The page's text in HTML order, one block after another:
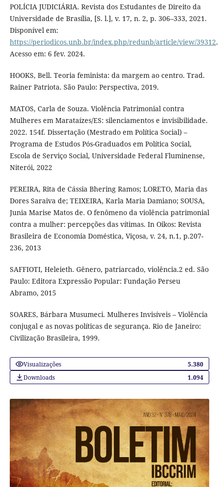
POLÍCIA JUDICIÁRIA. Revista dos Estudantes de Direito da
Universidade de Brasília, [S. l.], v. 17, n. 2, p. 306–333, 2021.
Disponível em:
https://periodicos.unb.br/index.php/redunb/article/view/39312.
Acesso em: 6 fev. 2024.
HOOKS, Bell. Teoria feminista: da margem ao centro. Trad.
Rainer Patriota. São Paulo: Perspectiva, 2019.
MATOS, Carla de Souza. Violência Patrimonial contra
Mulheres em Marataízes/ES: silenciamentos e invisibilidade.
2022. 154f. Dissertação (Mestrado em Política Social) –
Programa de Estudos Pós-Graduados em Política Social,
Escola de Serviço Social, Universidade Federal Fluminense,
Niterói, 2022
PEREIRA, Rita de Cássia Bhering Ramos; LORETO, Maria das
Dores Saraiva de; TEIXEIRA, Karla Maria Damiano; SOUSA,
Junia Marise Matos de. O fenômeno da violência patrimonial
contra a mulher: percepções das vítimas. In Oikos: Revista
Brasileira de Economia Doméstica, Viçosa, v. 24, n.1, p.207-
236, 2013
SAFFIOTI, Heleieth. Gênero, patriarcado, violência.2 ed. São
Paulo: Editora Expressão Popular: Fundação Perseu
Abramo, 2015
SOARES, Bárbara Musumeci. Mulheres Invisíveis – Violência
conjugal e as novas políticas de segurança. Rio de Janeiro:
Civilização Brasileira, 1999.
Visualizações
5.380
Downloads
1.094